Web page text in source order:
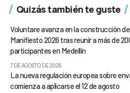
Quizás también te guste
Voluntare avanza en la construcción
Manifiesto 2026 tras reunir a más de
participantes en Medellín
7 DE AGOSTO DE 2026
La nueva regulación europea sobre
comienza a aplicarse el 12 de agosto